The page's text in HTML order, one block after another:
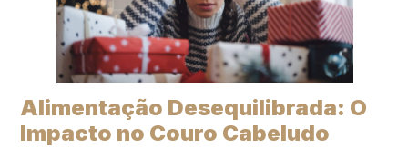
Alimentação Desequilibrada: O
Impacto no Couro Cabeludo